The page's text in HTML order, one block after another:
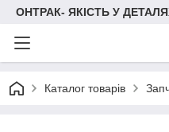
ОНТРАК- ЯКІСТЬ У
Каталог товарів